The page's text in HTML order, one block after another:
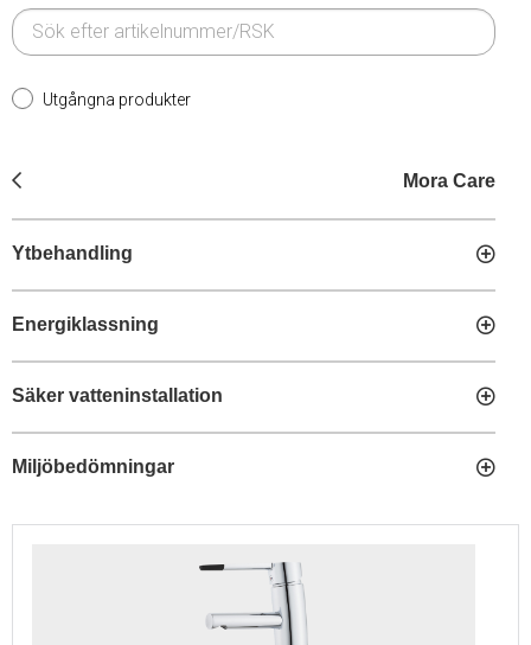
Utgångna produkter
Mora Care
Ytbehandling
Energiklassning
Säker vatteninstallation
Miljöbedömningar